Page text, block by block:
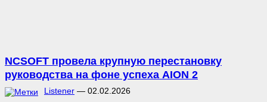
NCSOFT провела крупную перестановку
руководства на фоне успеха AION 2
Listener — 02.02.2026